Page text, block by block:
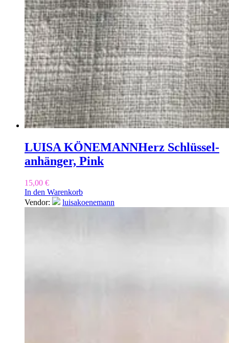
LUISA KÖNEMANNHerz Schlüssel­
anhänger, Pink
15,00 €
In den Warenkorb
Vendor:
luisakoenemann